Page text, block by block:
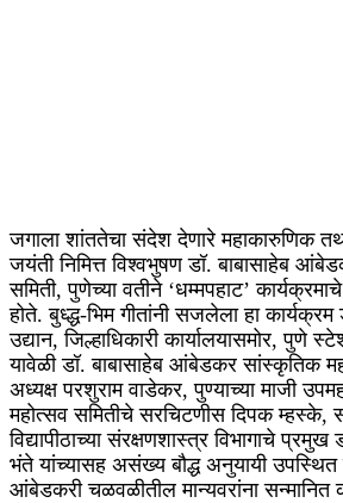
जगाला शांततेचा संदेश देणारे महाकारुणिक
जयंती निमित्त विश्वभुषण डॉ. बाबासाहेब
समिती, पुणेच्या वतीने ‘धम्मपहाट’
होते. बुध्द्ध-भिम गीतांनी सजलेला हा
उद्यान, जिल्हाधिकारी कार्यालयासमोर, पुणे
यावेळी डॉ. बाबासाहेब आंबेडकर सांस्कृतिक
अध्यक्ष परशुराम वाडेकर, पुण्याच्या माजी
महोत्सव समितीचे सरचिटणीस दिपक म्हस्के,
विद्यापीठाच्या संरक्षणशास्त्र विभागाचे
भंते यांच्यासह असंख्य बौद्ध अनुयायी उपस्थित
आंबेडकरी चळवळीतील मान्यवरांना